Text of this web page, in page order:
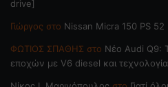
drive]
Γιώργος στο Nissan Micra 150 PS
ΦΩΤΙΟΣ ΣΠΑΘΗΣ στο Νέο Audi Q9:
εποχών με V6 diesel και